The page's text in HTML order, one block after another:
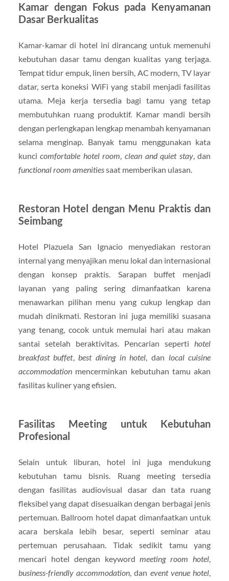
Kamar dengan Fokus pada Kenyamanan
Dasar Berkualitas
Kamar-kamar di hotel ini dirancang untuk memenuhi
kebutuhan dasar tamu dengan kualitas yang terjaga.
Tempat tidur empuk, linen bersih, AC modern, TV layar
datar, serta koneksi WiFi yang stabil menjadi fasilitas
utama. Meja kerja tersedia bagi tamu yang tetap
membutuhkan ruang produktif. Kamar mandi bersih
dengan perlengkapan lengkap menambah kenyamanan
selama menginap. Banyak tamu menggunakan kata
kuncicomfortable hotel room,clean and quiet stay, dan
functional room amenitiessaat memberikan ulasan.
Restoran Hotel dengan Menu Praktis dan
Seimbang
Hotel Plazuela San Ignacio menyediakan restoran
internal yang menyajikan menu lokal dan internasional
dengan konsep praktis. Sarapan buffet menjadi
layanan yang paling sering dimanfaatkan karena
menawarkan pilihan menu yang cukup lengkap dan
mudah dinikmati. Restoran ini juga memiliki suasana
yang tenang, cocok untuk memulai hari atau makan
santai setelah beraktivitas. Pencarian sepertihotel
breakfast buffet,best dining in hotel, dan local cuisine
accommodationmencerminkan kebutuhan tamu akan
fasilitas kuliner yang efisien.
Fasilitas Meeting untuk Kebutuhan
Profesional
Selain untuk liburan, hotel ini juga mendukung
kebutuhan tamu bisnis. Ruang meeting tersedia
dengan fasilitas audiovisual dasar dan tata ruang
fleksibel yang dapat disesuaikan dengan berbagai jenis
pertemuan. Ballroom hotel dapat dimanfaatkan untuk
acara berskala lebih besar, seperti seminar atau
pertemuan perusahaan. Tidak sedikit tamu yang
mencari hotel dengan keywordmeeting room hotel,
business-friendly accommodation, dan event venue hotel,